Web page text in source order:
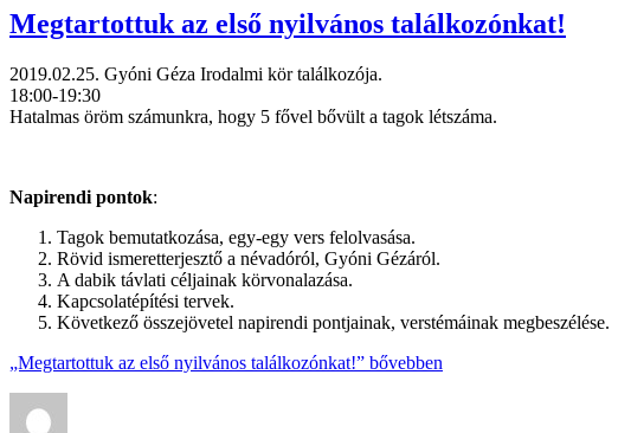
Megtartottuk az első nyilvános találkozónkat!
2019.02.25. Gyóni Géza Irodalmi kör találkozója.
18:00-19:30
Hatalmas öröm számunkra, hogy 5 fővel bővült a tagok létszáma.
Napirendi pontok:
Tagok bemutatkozása, egy-egy vers felolvasása.
Rövid ismeretterjesztő a névadóról, Gyóni Gézáról.
A dabik távlati céljainak körvonalazása.
Kapcsolatépítési tervek.
Következő összejövetel napirendi pontjainak, verstémáinak megbeszélése.
„Megtartottuk az első nyilvános találkozónkat!” bővebben